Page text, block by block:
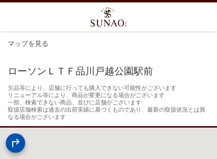
マップを見る
ローソンＬＴＦ品川戸越公園駅前
欠品等により、店舗に行っても購入できない可能性がございます
リニューアル等により、商品が変更になる場合がございます
一部、検索できない商品、並びに店舗がございます
取扱店舗検索は過去の出荷実績に基づくものであり、最新の取扱状況とは異
なる場合がございます